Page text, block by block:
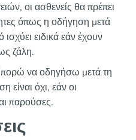
οι ασθενείς θα πρέπει
όπως η οδήγηση μετά
ειδικά εάν έχουν
ζάλη.
να οδηγήσω μετά τη
όχι, εάν οι
παρούσες.